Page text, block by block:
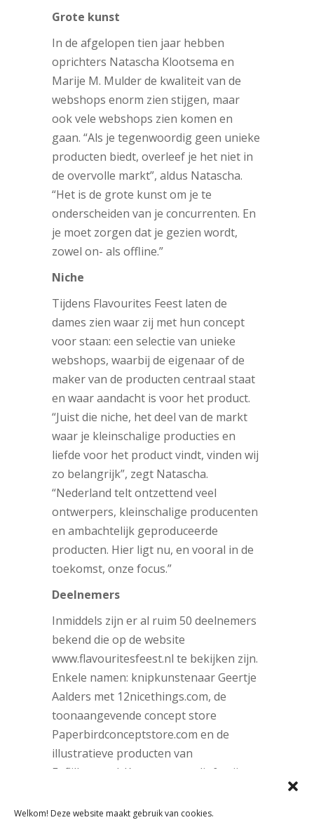
Welkom! Deze website maakt gebruik van cookies.
Grote kunst
In de afgelopen tien jaar hebben
oprichters Natascha Klootsema en
Marije M. Mulder de kwaliteit van de
webshops enorm zien stijgen, maar
ook vele webshops zien komen en
gaan. “Als je tegenwoordig geen unieke
producten biedt, overleef je het niet in
de overvolle markt”, aldus Natascha.
“Het is de grote kunst om je te
onderscheiden van je concurrenten. En
je moet zorgen dat je gezien wordt,
zowel on- als offline.”
Niche
Tijdens Flavourites Feest laten de
dames zien waar zij met hun concept
voor staan: een selectie van unieke
webshops, waarbij de eigenaar of de
maker van de producten centraal staat
en waar aandacht is voor het product.
“Juist die niche, het deel van de markt
waar je kleinschalige producties en
liefde voor het product vindt, vinden wij
zo belangrijk”, zegt Natascha.
“Nederland telt ontzettend veel
ontwerpers, kleinschalige producenten
en ambachtelijk geproduceerde
producten. Hier ligt nu, en vooral in de
toekomst, onze focus.”
Deelnemers
Inmiddels zijn er al ruim 50 deelnemers
bekend die op de website
www.flavouritesfeest.nl te bekijken zijn.
Enkele namen: knipkunstenaar Geertje
Aalders met 12nicethings.com, de
toonaangevende concept store
Paperbirdconceptstore.com en de
illustratieve producten van
Eeflillemor.nl. Kaarten voor dit festijn
de deur € 12,50.